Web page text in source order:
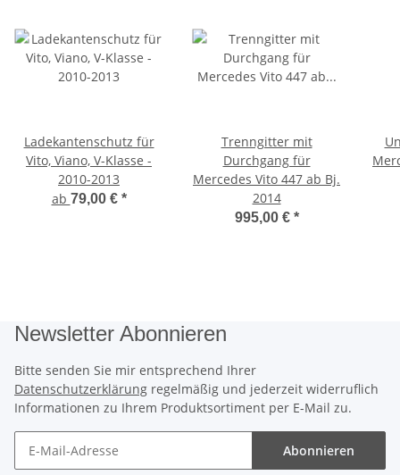
Ladekantenschutz für
Vito, Viano, V-Klasse -
2010-2013
ab 79,00 € *
Trenngitter mit
Durchgang für
Mercedes Vito 447 ab Bj.
2014
995,00 € *
Newsletter Abonnieren
Bitte senden Sie mir entsprechend Ihrer
Datenschutzerklärung regelmäßig und jederzeit widerruflich
Informationen zu Ihrem Produktsortiment per E-Mail zu.
Abonnieren